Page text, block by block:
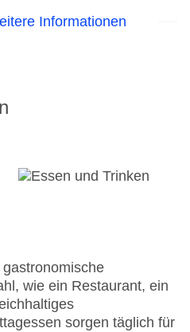
7
Informationen
wie ein Restaurant, ein
sorgen täglich für